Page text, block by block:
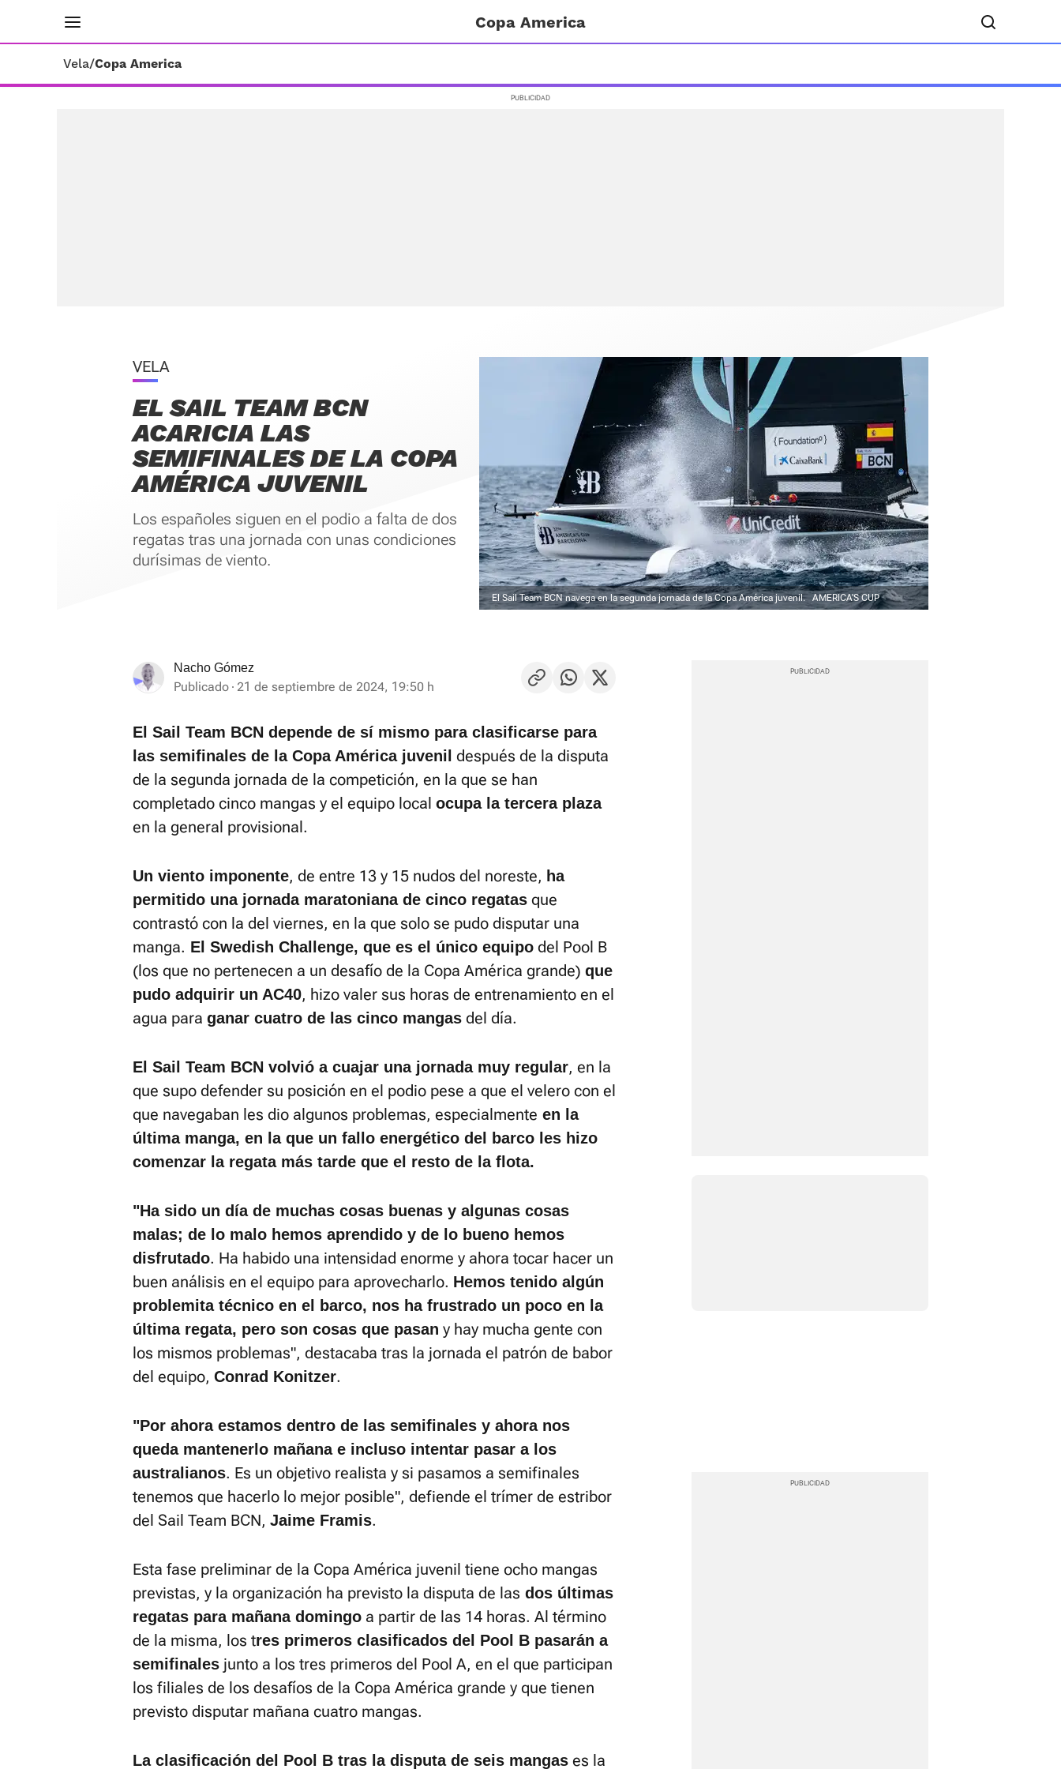
Copa America
Vela/Copa America
VELA
EL SAIL TEAM BCN
ACARICIA LAS
SEMIFINALES DE LA COPA
AMÉRICA JUVENIL
Los españoles siguen en el podio a falta de dos
regatas tras una jornada con unas condiciones
durísimas de viento.
El Sail Team BCN navega en la segunda jornada de la Copa América juvenil. AMERICA'S CUP
Nacho Gómez
Publicado 21 de septiembre de 2024, 19:50 h
El Sail Team BCN depende de sí mismo para clasificarse para
las semifinales de la Copa América juvenil después de la disputa
de la segunda jornada de la competición, en la que se han
completado cinco mangas y el equipo local ocupa la tercera plaza
en la general provisional.
Un viento imponente, de entre 13 y 15 nudos del noreste, ha
permitido una jornada maratoniana de cinco regatas que
contrastó con la del viernes, en la que solo se pudo disputar una
manga. El Swedish Challenge, que es el único equipo del Pool B
(los que no pertenecen a un desafío de la Copa América grande) que
pudo adquirir un AC40, hizo valer sus horas de entrenamiento en el
agua para ganar cuatro de las cinco mangas del día.
El Sail Team BCN volvió a cuajar una jornada muy regular, en la
que supo defender su posición en el podio pese a que el velero con el
que navegaban les dio algunos problemas, especialmente en la
última manga, en la que un fallo energético del barco les hizo
comenzar la regata más tarde que el resto de la flota.
"Ha sido un día de muchas cosas buenas y algunas cosas
malas; de lo malo hemos aprendido y de lo bueno hemos
disfrutado. Ha habido una intensidad enorme y ahora tocar hacer un
buen análisis en el equipo para aprovecharlo. Hemos tenido algún
problemita técnico en el barco, nos ha frustrado un poco en la
última regata, pero son cosas que pasan y hay mucha gente con
los mismos problemas", destacaba tras la jornada el patrón de babor
del equipo, Conrad Konitzer.
"Por ahora estamos dentro de las semifinales y ahora nos
queda mantenerlo mañana e incluso intentar pasar a los
australianos. Es un objetivo realista y si pasamos a semifinales
tenemos que hacerlo lo mejor posible", defiende el trímer de estribor
del Sail Team BCN, Jaime Framis.
Esta fase preliminar de la Copa América juvenil tiene ocho mangas
previstas, y la organización ha previsto la disputa de las dos últimas
regatas para mañana domingo a partir de las 14 horas. Al término
de la misma, los tres primeros clasificados del Pool B pasarán a
semifinales junto a los tres primeros del Pool A, en el que participan
los filiales de los desafíos de la Copa América grande y que tienen
previsto disputar mañana cuatro mangas.
La clasificación del Pool B tras la disputa de seis mangas es la